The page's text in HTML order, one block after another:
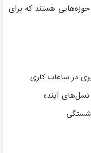
هستند که برای
در ساعات کاری
آینده